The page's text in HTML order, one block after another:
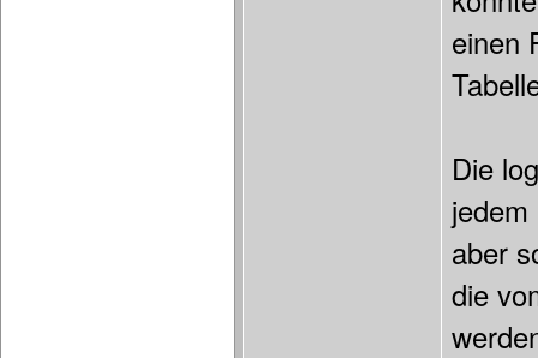
einen
Die
aber
die